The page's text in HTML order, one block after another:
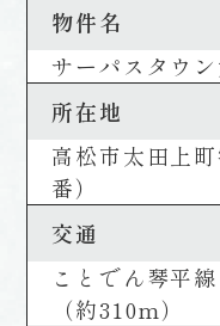
物件名
サーパスタウ
所在地
高松市太田上
番）
交通
ことでん琴平
（約310m）